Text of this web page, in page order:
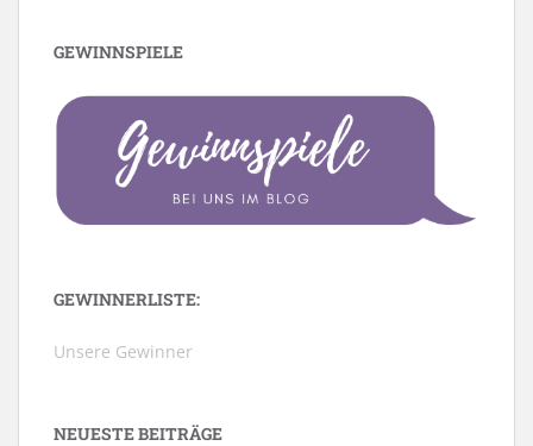
GEWINNSPIELE
GEWINNERLISTE:
Unsere Gewinner
NEUESTE BEITRÄGE